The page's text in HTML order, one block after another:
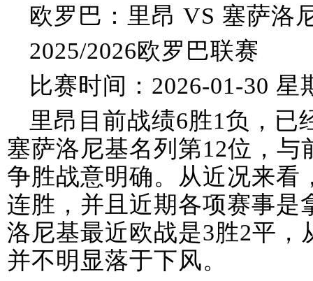
欧罗巴：里昂 VS 塞萨洛
2025/2026欧罗巴联赛
比赛时间：2026-01-30 星
里昂目前战绩6胜1负，已
塞萨洛尼基名列第12位，
争胜战意明确。从近况来看
连胜，并且近期各项赛事是
洛尼基最近欧战是3胜2平
并不明显落于下风。